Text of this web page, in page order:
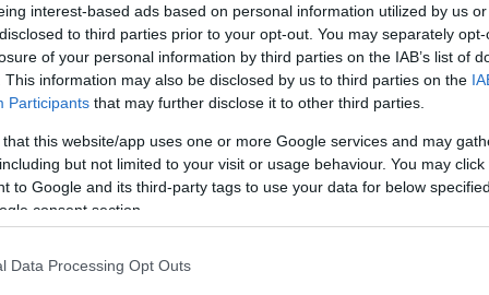
interest-based ads based on personal information utilized by us
to third parties prior to your opt-out. You may separately
of your personal information by third parties on the IAB’s list of
This information may also be disclosed by us to third parties on the
Participants that may further disclose it to other third parties.
that this website/app uses one or more Google services and may
but not limited to your visit or usage behaviour. You may
to Google and its third-party tags to use your data for below
consent section.
Data Processing Opt Outs
σύγχρονο, δεσμευτικό νομικό και
ρυθμίζει λεπτομερώς τους όρους παρουσίας
χώρας στο έδαφος της άλλης. Μεταξύ
και οι υποχρεώσεις του στρατιωτικού
οι διαδικασίες διοικητικής και
και οι όροι για τη διεξαγωγή κοινών